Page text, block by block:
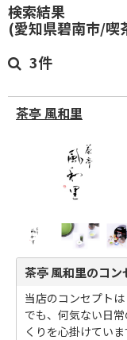
検索結果
(愛知県碧南市/喫
3件
茶亭 風和里
茶亭 風和里のコン
当店のコンセプト
でも、何気ない日
くりを心掛けていま